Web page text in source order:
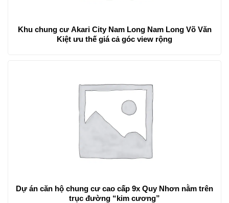
Khu chung cư Akari City Nam Long Nam Long Võ Văn
Kiệt ưu thế giá cả góc view rộng
Dự án căn hộ chung cư cao cấp 9x Quy Nhơn nằm trên
trục đường “kim cương”